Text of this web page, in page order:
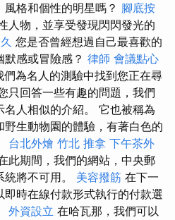
格和個性的明星嗎？ 腳底按
人物，並享受發現閃閃發光的
您是否曾經想過自己最喜歡的
感或冒險感？ 律師 會議點心
們為名人的測驗中找到您正在尋
只回答一些有趣的問題，我們
人相似的介紹。 它也被稱為
生動物園的體驗，有著白色的
台北外燴 竹北 推拿 下午茶外
此期間，我們的網站，中央郵
將不可用。 美容撥筋 在下一
時在線付款形式執行的付款選
外資設立 在哈瓦那，我們可以